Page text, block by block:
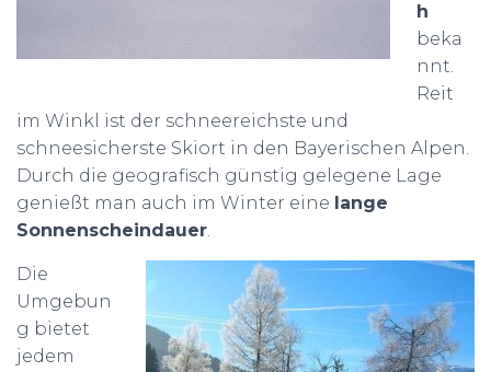
h
beka
nnt.
Reit
im Winkl ist der schneereichste und
schneesicherste Skiort in den Bayerischen Alpen.
Durch die geografisch günstig gelegene Lage
genießt man auch im Winter eine lange
Sonnenscheindauer.
Die
Umgebun
g bietet
jedem